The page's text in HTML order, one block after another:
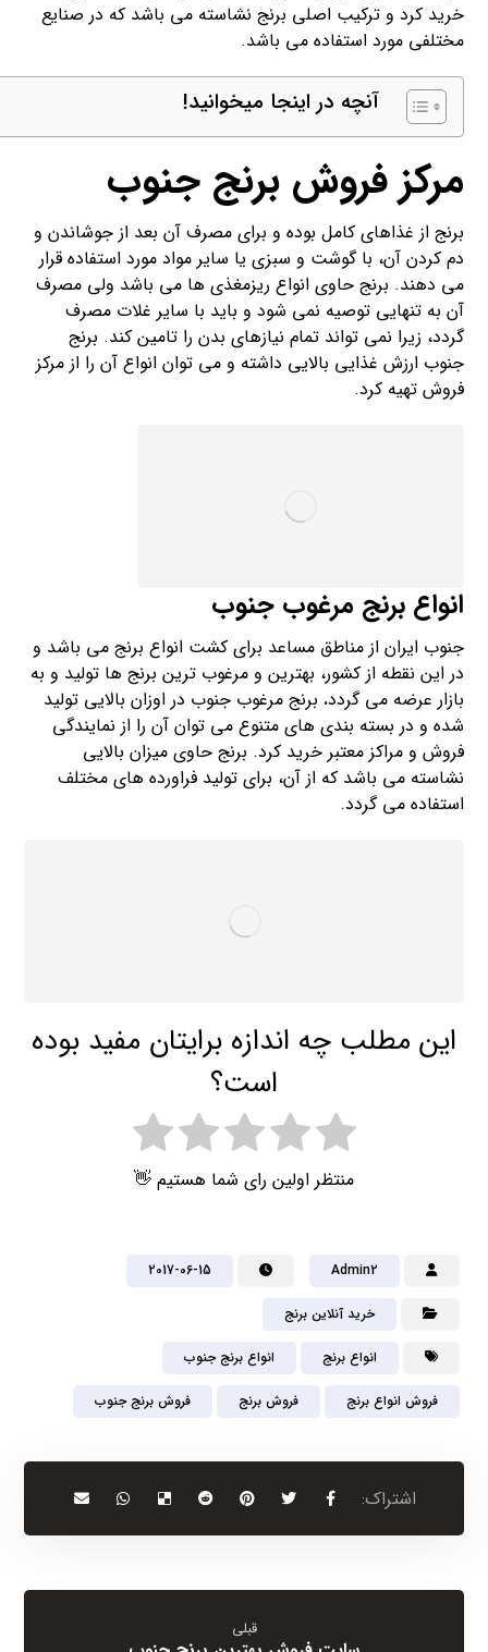
خرید کرد و ترکیب اصلی برنج نشاسته می باشد که در صنایع
مختلفی مورد استفاده می باشد.
آنچه در اینجا میخوانید!
مرکز فروش برنج جنوب
برنج از غذاهای کامل بوده و برای مصرف آن بعد از جوشاندن و
دم کردن آن، با گوشت و سبزی یا سایر مواد مورد استفاده قرار
می دهند. برنج حاوی انواع ریزمغذی ها می باشد ولی مصرف
آن به تنهایی توصیه نمی شود و باید با سایر غلات مصرف
گردد، زیرا نمی تواند تمام نیازهای بدن را تامین کند. برنج
جنوب ارزش غذایی بالایی داشته و می توان انواع آن را از مرکز
فروش تهیه کرد.
انواع برنج مرغوب جنوب
جنوب ایران از مناطق مساعد برای کشت انواع برنج می باشد و
در این نقطه از کشور، بهترین و مرغوب ترین برنج ها تولید و به
بازار عرضه می گردد. برنج مرغوب جنوب در اوزان بالایی تولید
شده و در بسته بندی های متنوع می توان آن را از نمایندگی
فروش و مراکز معتبر خرید کرد. برنج حاوی میزان بالایی
نشاسته می باشد که از آن، برای تولید فراورده های مختلف
استفاده می گردد.
این مطلب چه اندازه برایتان مفید بوده
است؟
منتظر اولین رای شما هستیم 👋
Admin2
2017-06-15
خرید آنلاین برنج
انواع برنج انواع برنج جنوب
فروش انواع برنج فروش برنج فروش برنج جنوب
قبلی